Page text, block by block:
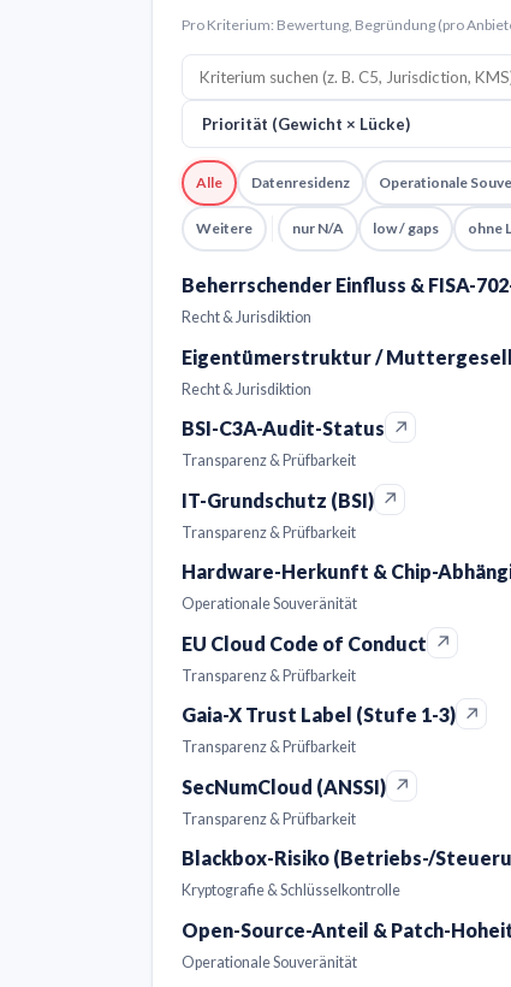
Pro Kriterium: Bewertung, Begründung (pro
Alle Datenresidenz Operationale
Weitere nur N/A low / gaps ohne
Beherrschender Einfluss & FISA-
Recht & Jurisdiktion
Eigentümerstruktur /
Recht & Jurisdiktion
BSI-C3A-Audit-Status ↗
Transparenz & Prüfbarkeit
IT-Grundschutz (BSI) ↗
Transparenz & Prüfbarkeit
Hardware-Herkunft & Chip-
Operationale Souveränität
EU Cloud Code of Conduct ↗
Transparenz & Prüfbarkeit
Gaia-X Trust Label (Stufe 1-3) ↗
Transparenz & Prüfbarkeit
SecNumCloud (ANSSI) ↗
Transparenz & Prüfbarkeit
Blackbox-Risiko (Betriebs-/
Kryptografie & Schlüsselkontrolle
Open-Source-Anteil & Patch-
Operationale Souveränität